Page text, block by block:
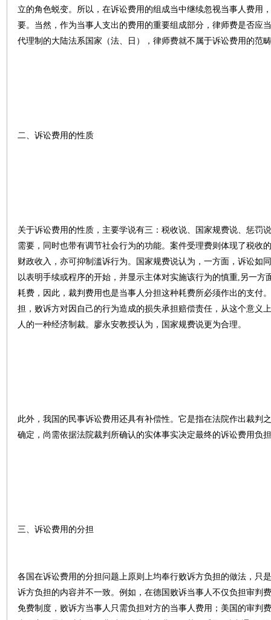
立的角色蜕变。所以，在诉讼费用的组成当中继续忽视当事人费用
要。当然，作为当事人支出的费用的重要组成部分，律师费是否应
代理制的大陆法系国家（法、日），律师费就不属于诉讼费用的范
二、诉讼费用的性质
关于诉讼费用的性质，主要学说有三：税收说、国家规费说、惩罚
需要，同时也带有调节社会行为的功能。案件受理费则体现了税收
财政收入，亦可抑制滥诉行为。国家规费说认为，一方面，诉讼如
以表明手续或程序的开始，并显示主体对实施该行为的慎重,另一
耗费，因此，裁判费用也是当事人分担这种耗费所必须作出的支付
担，败诉方对因自己的行为造成的损失承担赔偿责任，从这个意义
人的一种经济制裁。廖永安教授认为，国家规费说更为合理。
此外，我国的民事诉讼费用还具有补偿性。它是指在法院作出裁判
确定，尚需依据法院裁判所确认的实体事实决定最终的诉讼费用负
三、诉讼费用的分担
各国在诉讼费用的分担问题上原则上均奉行败诉方负担的做法，只
诉方负担的内容并不一致。例如，在德国败诉当事人不仅负担审判
免费制度，败诉方当事人只需负担对方的当事人费用；美国的审判